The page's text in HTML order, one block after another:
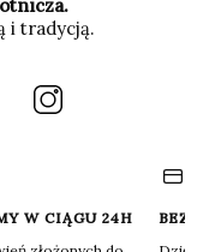
i tradycją.
(Otwiera
się
W CIĄGU 24H